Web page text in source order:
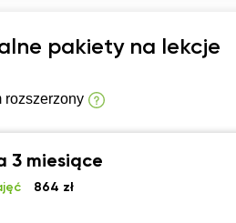
pakiety na lekcje
rozszerzony
3 miesiące
864 zł